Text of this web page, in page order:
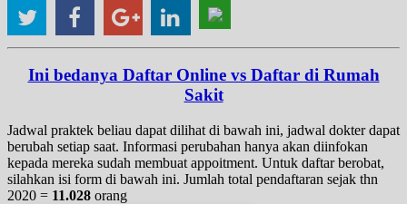
Ini bedanya Daftar Online vs Daftar di Rumah
Sakit
Jadwal praktek beliau dapat dilihat di bawah ini, jadwal dokter dapat
berubah setiap saat. Informasi perubahan hanya akan diinfokan
kepada mereka sudah membuat appoitment. Untuk daftar berobat,
silahkan isi form di bawah ini. Jumlah total pendaftaran sejak thn
2020 = 11.028 orang